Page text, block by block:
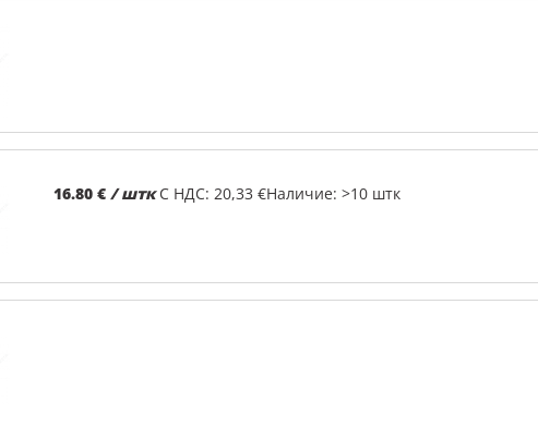
16.80 € / штк С НДС: 20,33 €Наличие: >10 штк